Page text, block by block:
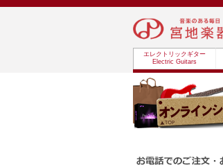
エレクトリックギター
Electric Guitars